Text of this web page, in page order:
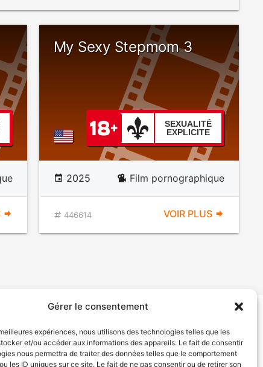
Gérer le consentement
expériences, nous utilisons des technologies telles que les
et/ou accéder aux informations des appareils. Le fait de consentir
nous permettra de traiter des données telles que le comportement
les ID uniques sur ce site. Le fait de ne pas consentir ou de retirer son
My Sexy Stepmom 3
SEXUALITÉ
EXPLICITE
2025 Film pornographique
446614 VOIR PLUS
de services Politique de confidentialité